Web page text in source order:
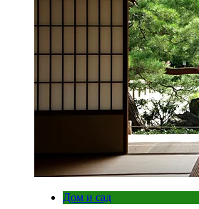
Дом и сад